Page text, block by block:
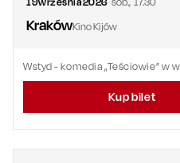
KrakówKino Kijów
Wstyd - komedia „Teściowie” w
Kup bilet